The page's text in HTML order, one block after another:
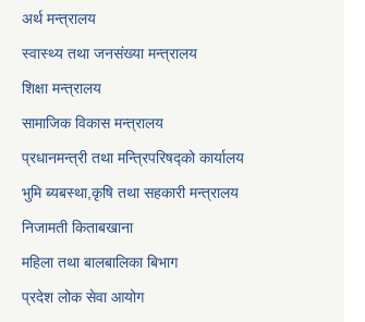
अर्थ मन्त्रालय
स्वास्थ्य तथा जनसंख्या मन्त्रालय
शिक्षा मन्त्रालय
सामाजिक विकास मन्त्रालय
प्रधानमन्त्री तथा मन्त्रिपरिषद्को कार्यालय
भुमि ब्यबस्था,कृषि तथा सहकारी मन्त्रालय
निजामती किताबखाना
महिला तथा बालबालिका बिभाग
प्रदेश लोक सेवा आयोग